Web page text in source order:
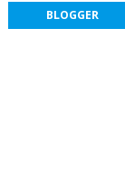
BLOGGER